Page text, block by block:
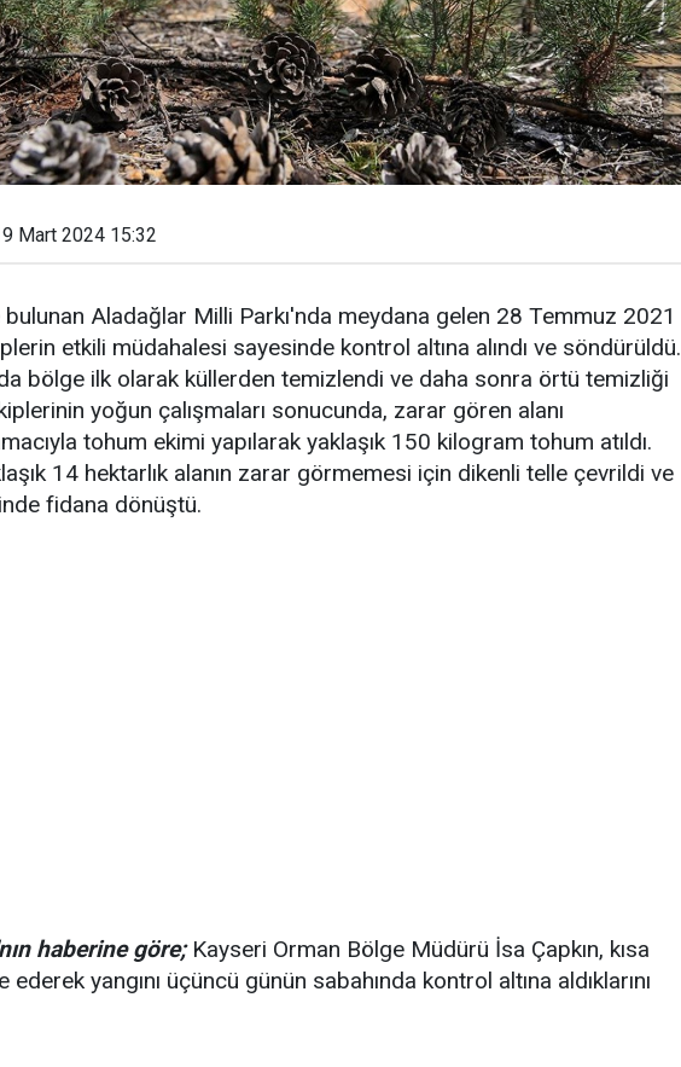
Mart 2024 15:32
bulunan Aladağlar Milli Parkı'nda meydana gelen 28 Temmuz 2021
etkili müdahalesi sayesinde kontrol altına alındı ve söndürüldü.
bölge ilk olarak küllerden temizlendi ve daha sonra örtü temizliği
yoğun çalışmaları sonucunda, zarar gören alanı
tohum ekimi yapılarak yaklaşık 150 kilogram tohum atıldı.
14 hektarlık alanın zarar görmemesi için dikenli telle çevrildi ve
fidana dönüştü.
haberine göre;Kayseri Orman Bölge Müdürü İsa Çapkın, kısa
yangını üçüncü günün sabahında kontrol altına aldıklarını